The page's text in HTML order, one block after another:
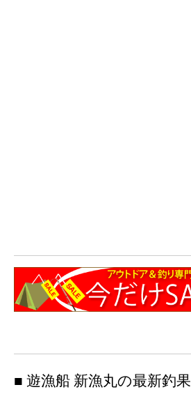
■ 遊漁船 新漁丸の最新釣果